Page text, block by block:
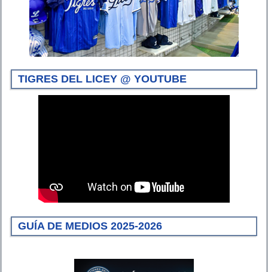
TIGRES DEL LICEY @ YOUTUBE
GUÍA DE MEDIOS 2025-2026